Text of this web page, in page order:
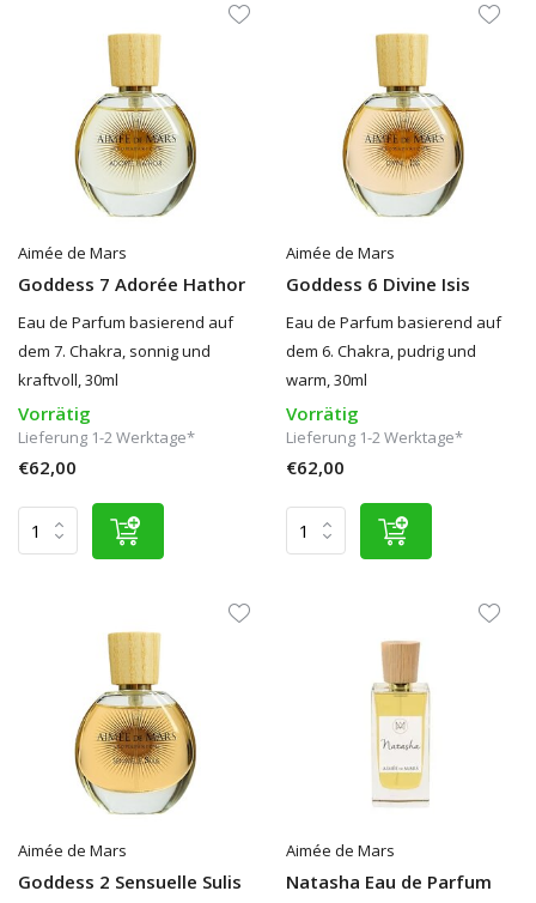
Aimée de Mars
Goddess 7 Adorée Hathor
Eau de Parfum basierend auf
dem 7. Chakra, sonnig und
kraftvoll, 30ml
Vorrätig
Lieferung 1-2 Werktage*
€62,00
Aimée de Mars
Goddess 6 Divine Isis
Eau de Parfum basierend auf
dem 6. Chakra, pudrig und
warm, 30ml
Vorrätig
Lieferung 1-2 Werktage*
€62,00
Aimée de Mars
Goddess 2 Sensuelle Sulis
Aimée de Mars
Natasha Eau de Parfum